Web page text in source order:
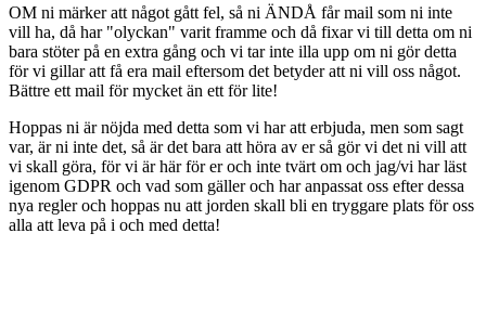
OM ni märker att något gått fel, så ni ÄNDÅ får mail som ni inte
vill ha, då har "olyckan" varit framme och då fixar vi till detta om ni
bara stöter på en extra gång och vi tar inte illa upp om ni gör detta
för vi gillar att få era mail eftersom det betyder att ni vill oss något.
Bättre ett mail för mycket än ett för lite!
Hoppas ni är nöjda med detta som vi har att erbjuda, men som sagt
var, är ni inte det, så är det bara att höra av er så gör vi det ni vill att
vi skall göra, för vi är här för er och inte tvärt om och jag/vi har läst
igenom GDPR och vad som gäller och har anpassat oss efter dessa
nya regler och hoppas nu att jorden skall bli en tryggare plats för oss
alla att leva på i och med detta!